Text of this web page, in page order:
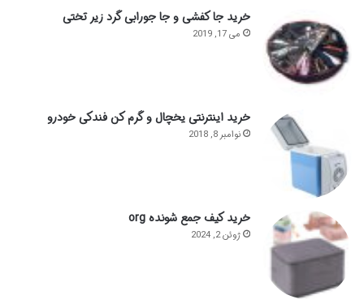
خرید جا کفشی و جا جورابی گرد زیر تختی
می 17, 2019
خرید اینترنتی یخچال و گرم کن فندکی خودرو
نوامبر 8, 2018
خرید کیف جمع شونده org
ژوئن 2, 2024